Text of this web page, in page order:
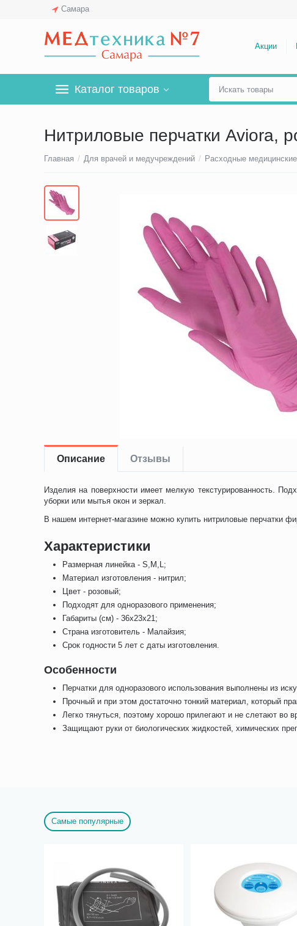
Самара
Акции
Каталог товаров
Нитриловые перчатки Aviora,
Главная / Для врачей и медучреждений / Расходные
Описание Отзывы
Изделия на поверхности имеет мелкую текстурированность.
уборки или мытья окон и зеркал.
В нашем интернет-магазине можно купить нитриловые перчатки
Характеристики
Размерная линейка - S,M,L;
Материал изготовления - нитрил;
Цвет - розовый;
Подходят для одноразового применения;
Габариты (см) - 36x23x21;
Страна изготовитель - Малайзия;
Срок годности 5 лет с даты изготовления.
Особенности
Перчатки для одноразового использования выполнены из
Прочный и при этом достаточно тонкий материал, который
Легко тянуться, поэтому хорошо прилегают и не слетают во
Защищают руки от биологических жидкостей, химических
Самые популярные